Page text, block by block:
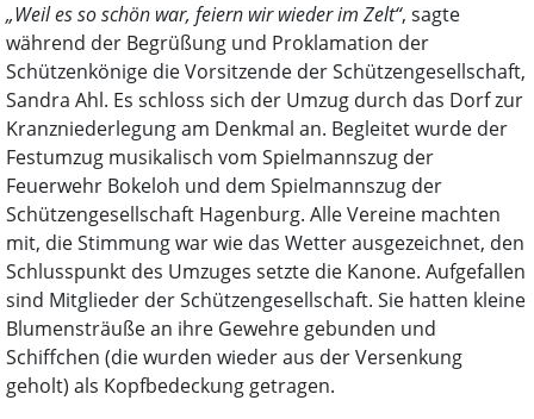
„Weil es so schön war, feiern wir wieder im Zelt“, sagte
während der Begrüßung und Proklamation der
Schützenkönige die Vorsitzende der Schützengesellschaft,
Sandra Ahl. Es schloss sich der Umzug durch das Dorf zur
Kranzniederlegung am Denkmal an. Begleitet wurde der
Festumzug musikalisch vom Spielmannszug der
Feuerwehr Bokeloh und dem Spielmannszug der
Schützengesellschaft Hagenburg. Alle Vereine machten
mit, die Stimmung war wie das Wetter ausgezeichnet, den
Schlusspunkt des Umzuges setzte die Kanone. Aufgefallen
sind Mitglieder der Schützengesellschaft. Sie hatten kleine
Blumensträuße an ihre Gewehre gebunden und
Schiffchen (die wurden wieder aus der Versenkung
geholt) als Kopfbedeckung getragen.